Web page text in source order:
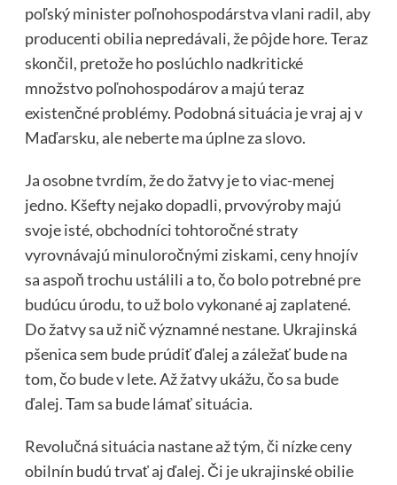
poľský minister poľnohospodárstva vlani radil, aby
producenti obilia nepredávali, že pôjde hore. Teraz
skončil, pretože ho poslúchlo nadkritické
množstvo poľnohospodárov a majú teraz
existenčné problémy. Podobná situácia je vraj aj v
Maďarsku, ale neberte ma úplne za slovo.
Ja osobne tvrdím, že do žatvy je to viac-menej
jedno. Kšefty nejako dopadli, prvovýroby majú
svoje isté, obchodníci tohtoročné straty
vyrovnávajú minuloročnými ziskami, ceny hnojív
sa aspoň trochu ustálili a to, čo bolo potrebné pre
budúcu úrodu, to už bolo vykonané aj zaplatené.
Do žatvy sa už nič významné nestane. Ukrajinská
pšenica sem bude prúdiť ďalej a záležať bude na
tom, čo bude v lete. Až žatvy ukážu, čo sa bude
ďalej. Tam sa bude lámať situácia.
Revolučná situácia nastane až tým, či nízke ceny
obilnín budú trvať aj ďalej. Či je ukrajinské obilie